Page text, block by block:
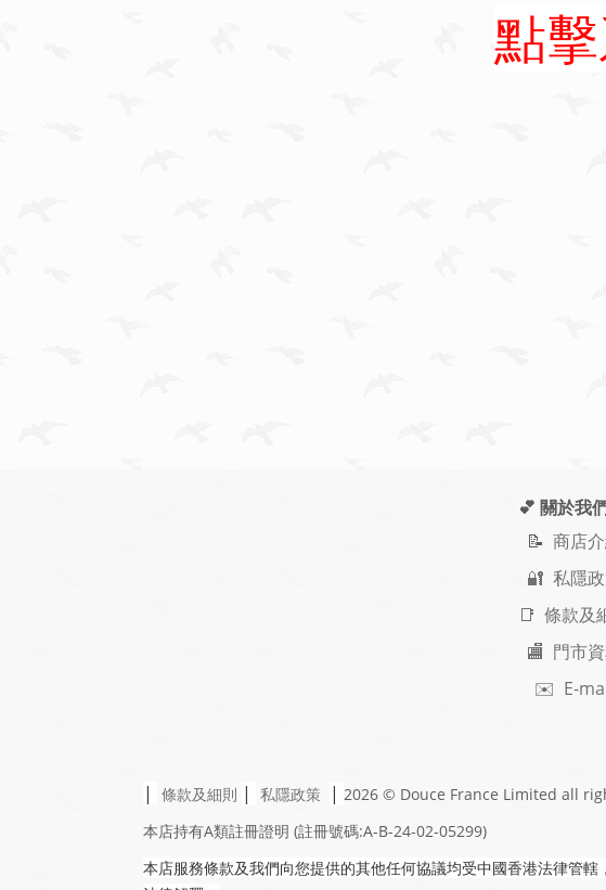
點
💕 關於我
📝 商店
🔐 私隱
📑 條款及
🏬 門市
✉️ E-
| 條款及細則 | 私隱政策 | 2026 © Douce France Limited all
本店持有A類註冊證明 (註冊號碼:A-B-24-02-05299)
本店服務條款及我們向您提供的其他任何協議均受中國香港法律管轄